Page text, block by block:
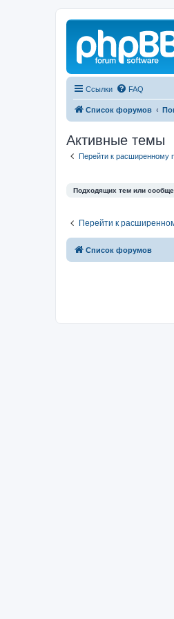
Ссылки FAQ
Список форумов
Активные темы
Перейти к расширенному
Подходящих тем или
Перейти к
Список форумов